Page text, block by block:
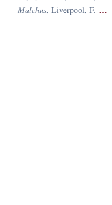
Malchus, Liverpool, F. …